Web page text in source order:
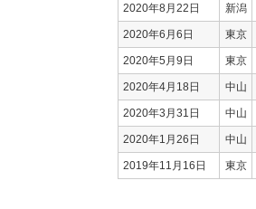
2020年8月22日 新潟
2020年6月6日 東京
2020年5月9日 東京
2020年4月18日 中山
2020年3月31日 中山
2020年1月26日 中山
2019年11月16日 東京